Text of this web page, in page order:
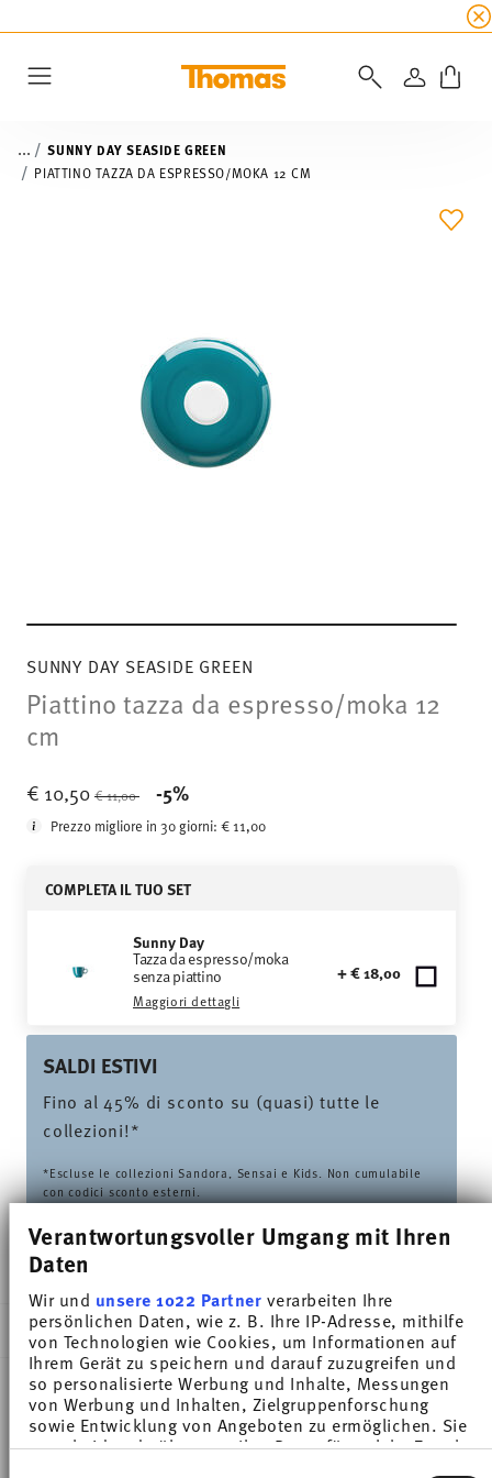
Verantwortungsvoller Umgang mit Ihren
Daten
Wir und unsere 1022 Partnerverarbeiten Ihre
persönlichen Daten, wie z. B. Ihre IP-Adresse, mithilfe
von Technologien wie Cookies, um Informationen auf
Ihrem Gerät zu speichern und darauf zuzugreifen und
so personalisierte Werbung und Inhalte, Messungen
von Werbung und Inhalten, Zielgruppenforschung
sowie Entwicklung von Angeboten zu ermöglichen. Sie
entscheiden darüber, wer Ihre Daten für welche Zwecke
☀️ fino al 45% di sconto su tutte
ACCEDI
... SUNNY DAY SEASIDE GREEN
PIATTINO TAZZA DA ESPRESSO/MOKA 12 CM
SUNNY DAY SEASIDE GREEN
Piattino tazza da espresso/moka 12
cm
€ 10,50 Price reduced from
€ 11,00 -5%
Prezzo migliore in 30 giorni:€ 11,00
COMPLETA IL TUO SET
Sunny Day
Tazza da espresso/moka
senza piattino
Maggiori dettagli
+ € 18,00
SALDI ESTIVI
Fino al 45% di sconto su (quasi) tutte le
collezioni!*
*Escluse le collezioni Sandora, Sensai e Kids. Non cumulabile
con codici sconto esterni.
CONSEGNATO IN 5-7 GIORNI LAVORATIVI
DESCRIZIONE
Thomas Sunny Day Seaside Green Tazza espresso -
Rotondo - Ø 11,9 cm - h 1,6 cm, Porcellana